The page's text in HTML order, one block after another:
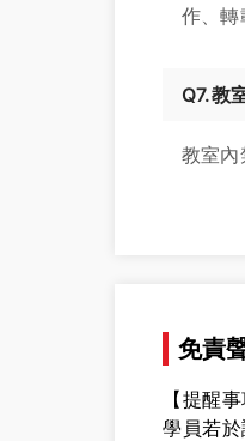
作、轉
Q7.教
教室內
免責
【提醒事
學員若